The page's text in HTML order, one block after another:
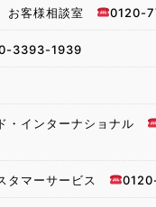
お客様相談室 0120-
3393-1939
・インターナショナル
タマーサービス